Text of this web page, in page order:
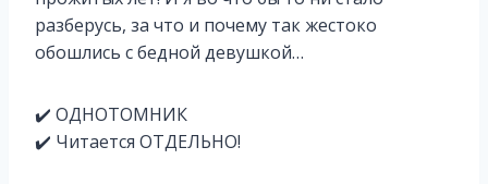
разберусь, за что и почему так жестоко
обошлись с бедной девушкой…
✔️ ОДНОТОМНИК
✔️ Читается ОТДЕЛЬНО!